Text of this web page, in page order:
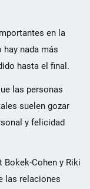
en la
hay nada más
hasta el final.
las personas
suelen gozar
y felicidad
Bokek-Cohen y Riki
las relaciones